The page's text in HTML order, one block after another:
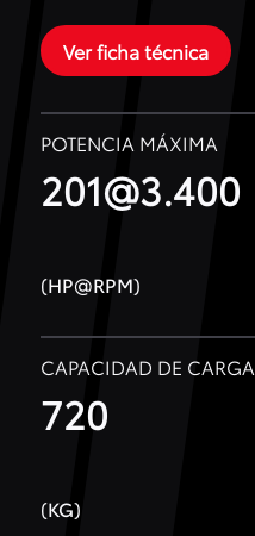
Ver ficha técnica
POTENCIA MÁXIMA
201@3.400
(HP@RPM)
CAPACIDAD DE CARGA
720
(KG)